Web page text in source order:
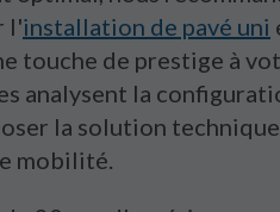
l'installation de pavé uni
touche de prestige à
analysent la
la solution
mobilité.